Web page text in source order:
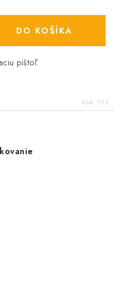
DO KOŠÍKA
pištoľ.
Kód: 1113